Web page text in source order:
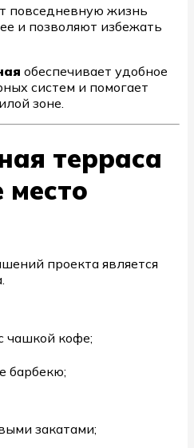
повседневную жизнь
и позволяют избежать
обеспечивает удобное
систем и помогает
зоне.
терраса
проекта является
чашкой кофе;
барбекю;
закатами;